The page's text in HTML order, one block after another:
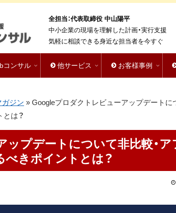
全担当：代表取締役 中山陽平
中小企業の現場を理解した計画・実行支援
気軽に相談できる身近な担当者を今すぐ
コンサル 他サービス お客様事例
ガジン » Googleプロダクトレビューアップデートに
は？
プデートについて非比較・ア
べきポイントとは？